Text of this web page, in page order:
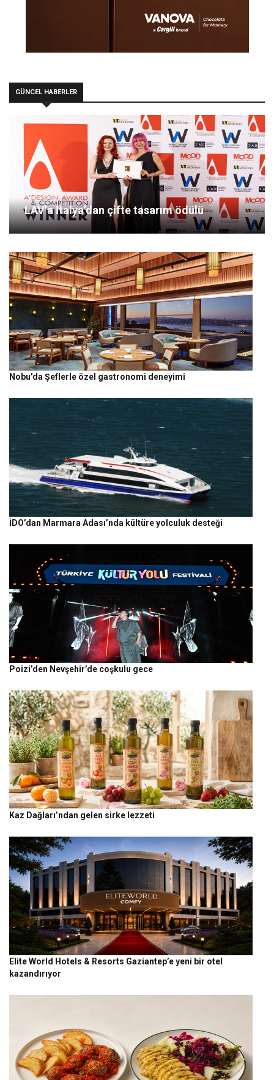
GÜNCEL HABERLER
LAV’a İtalya’dan çifte tasarım ödülü
Nobu’da Şeflerle özel gastronomi deneyimi
İDO’dan Marmara Adası’nda kültüre yolculuk desteği
Poizi’den Nevşehir’de coşkulu gece
Kaz Dağları’ndan gelen sirke lezzeti
Elite World Hotels & Resorts Gaziantep’e yeni bir otel
kazandırıyor